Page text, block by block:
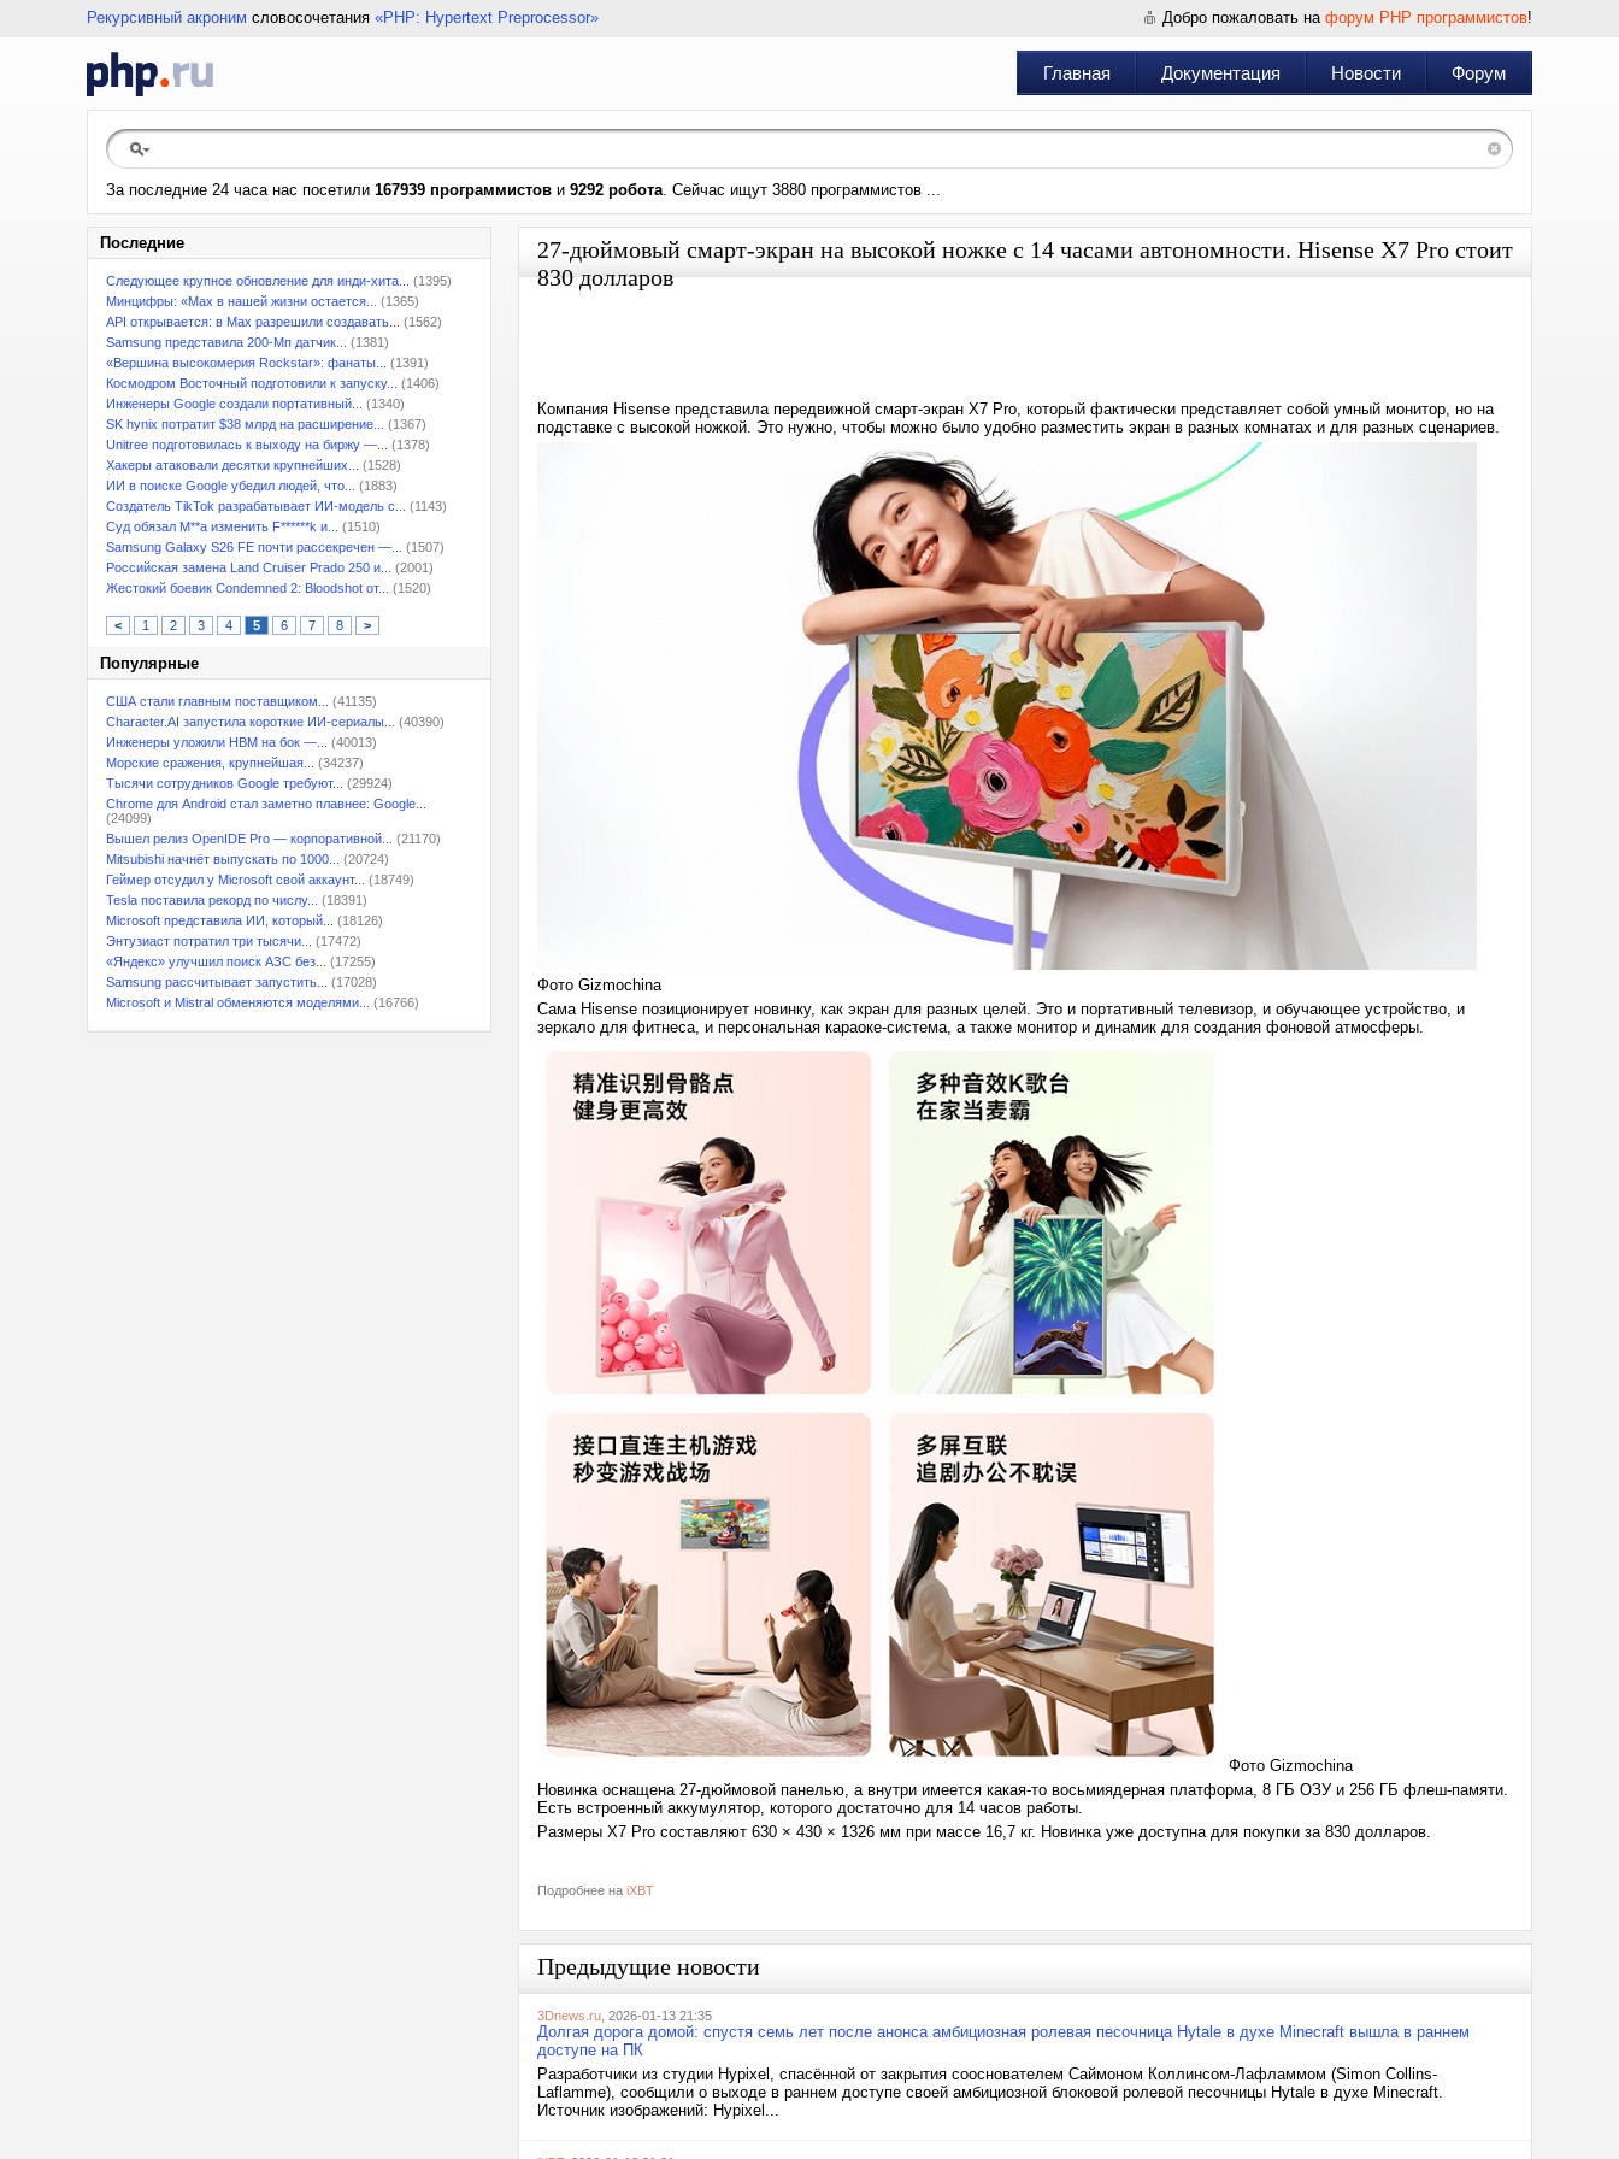
Рекурсивный акроним словосочетания «PHP: Hypertext Preprocessor» Добро пожаловать на форум PHP программистов!
Главная Документация Новости Форум
За последние 24 часа нас посетили 167939 программистов и 9292 робота. Сейчас ищут 3880 программистов ...
Последние
Следующее крупное обновление для инди-хита...
(1395)
Минцифры: «Max в нашей жизни остается...
(1365)
API открывается: в Max разрешили создавать...
(1562)
Samsung представила 200-Мп датчик...
(1381)
«Вершина высокомерия Rockstar»: фанаты...
(1391)
Космодром Восточный подготовили к запуску...
(1406)
Инженеры Google создали портативный...
(1340)
SK hynix потратит $38 млрд на расширение...
(1367)
Unitree подготовилась к выходу на биржу —...
(1378)
Хакеры атаковали десятки крупнейших...
(1528)
ИИ в поиске Google убедил людей, что...
(1883)
Создатель TikTok разрабатывает ИИ-модель с...
(1143)
Суд обязал M**a изменить F******k и...
(1510)
Samsung Galaxy S26 FE почти рассекречен —...
(1507)
Российская замена Land Cruiser Prado 250 и...
(2001)
Жестокий боевик Condemned 2: Bloodshot от...
(1520)
< 1 2 3 4 5 6 7 8 >
Популярные
США стали главным поставщиком...
(41135)
Character.AI запустила короткие ИИ-сериалы...
(40390)
Инженеры уложили HBM на бок —...
(40013)
Морские сражения, крупнейшая...
(34237)
Тысячи сотрудников Google требуют...
(29924)
Chrome для Android стал заметно плавнее: Google...
(24099)
Вышел релиз OpenIDE Pro — корпоративной...
(21170)
Mitsubishi начнёт выпускать по 1000...
(20724)
Геймер отсудил у Microsoft свой аккаунт...
(18749)
Tesla поставила рекорд по числу...
(18391)
Microsoft представила ИИ, который...
(18126)
Энтузиаст потратил три тысячи...
(17472)
«Яндекс» улучшил поиск АЗС без...
(17255)
Samsung рассчитывает запустить...
(17028)
Microsoft и Mistral обменяются моделями...
(16766)
27-дюймовый смарт-экран на высокой ножке с 14 часами автономности. Hisense X7 Pro стоит
830 долларов
Компания Hisense представила передвижной смарт-экран X7 Pro, который фактически представляет собой умный монитор, но на
подставке с высокой ножкой. Это нужно, чтобы можно было удобно разместить экран в разных комнатах и для разных сценариев.
Фото Gizmochina
Сама Hisense позиционирует новинку, как экран для разных целей. Это и портативный телевизор, и обучающее устройство, и
зеркало для фитнеса, и персональная караоке-система, а также монитор и динамик для создания фоновой атмосферы.
Фото Gizmochina
Новинка оснащена 27-дюймовой панелью, а внутри имеется какая-то восьмиядерная платформа, 8 ГБ ОЗУ и 256 ГБ флеш-памяти.
Есть встроенный аккумулятор, которого достаточно для 14 часов работы.
Размеры X7 Pro составляют 630 × 430 × 1326 мм при массе 16,7 кг. Новинка уже доступна для покупки за 830 долларов.
Подробнее на iXBT
Предыдущие новости
3Dnews.ru , 2026-01-13 21:35
Долгая дорога домой: спустя семь лет после анонса амбициозная ролевая песочница Hytale в духе Minecraft вышла в раннем
доступе на ПК
Разработчики из студии Hypixel, спасённой от закрытия сооснователем Саймоном Коллинсом-Лафламмом (Simon Collins-
Laflamme), сообщили о выходе в раннем доступе своей амбициозной блоковой ролевой песочницы Hytale в духе Minecraft.
Источник изображений: Hypixel...